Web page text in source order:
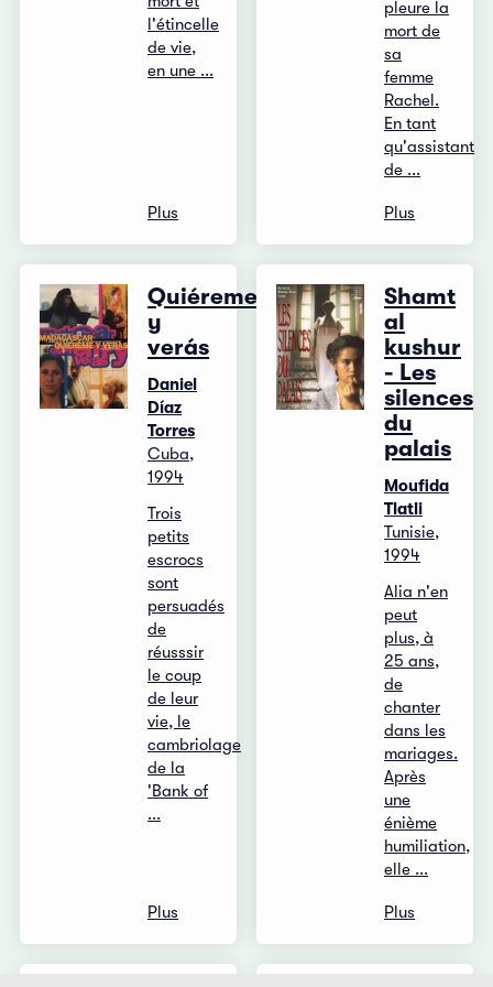
l'étincelle
de vie,
en une ...
Plus
pleure la
mort de
sa
femme
Rachel.
En tant
qu'assistant
de ...
Plus
Quiéreme
y
verás
Daniel
Díaz
Torres
Cuba,
1994
Trois
petits
escrocs
sont
persuadés
de
réusssir
le coup
de leur
vie, le
cambriolage
de la
'Bank of
...
Plus
Shamt
al
kushur
- Les
silences
du
palais
Moufida
Tlatli
Tunisie,
1994
Alia n'en
peut
plus, à
25 ans,
de
chanter
dans les
mariages.
Après
une
énième
humiliation,
elle ...
Plus